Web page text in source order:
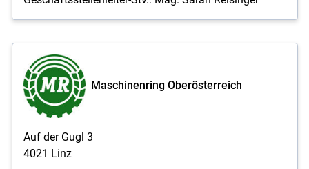
Maschinenring Oberösterreich
Auf der Gugl 3
4021 Linz